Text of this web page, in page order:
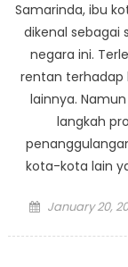
Samarinda, ibu
dikenal sebagai
negara ini.
rentan terhadap
lainnya.
langkah
kota-kota lain
Posted
January 20,